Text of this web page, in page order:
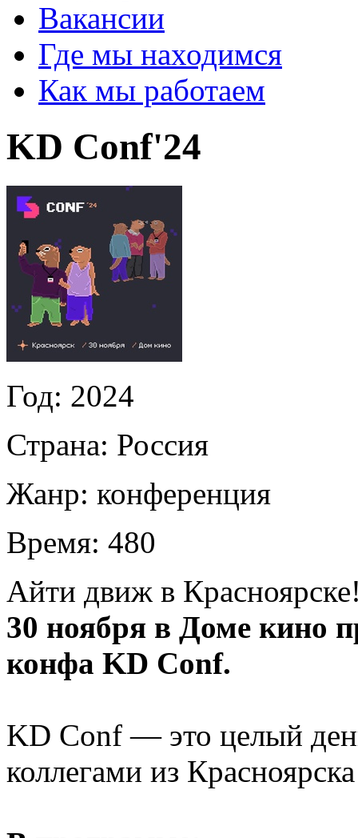
Вакансии
Где мы находимся
Как мы работаем
KD Conf'24
Год: 2024
Страна: Россия
Жанр: конференция
Время: 480
Айти движ в
30 ноября в Доме кино
конфа KD Conf.
KD Conf — это целый
коллегами из